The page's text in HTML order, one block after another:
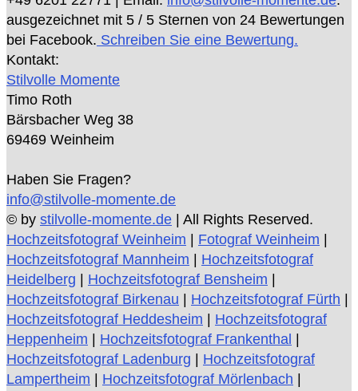
ausgezeichnet mit 5 / 5 Sternen von 24 Bewertungen
bei Facebook. Schreiben Sie eine Bewertung.
Kontakt:
Stilvolle Momente
Timo Roth
Bärsbacher Weg 38
69469 Weinheim
Haben Sie Fragen?
info@stilvolle-momente.de
© by stilvolle-momente.de | All Rights Reserved.
Hochzeitsfotograf Weinheim
Fotograf Weinheim
Hochzeitsfotograf Mannheim
Hochzeitsfotograf
Heidelberg
Hochzeitsfotograf Bensheim
Hochzeitsfotograf Birkenau
Hochzeitsfotograf Fürth
Hochzeitsfotograf Heddesheim
Hochzeitsfotograf
Heppenheim
Hochzeitsfotograf Frankenthal
Hochzeitsfotograf Ladenburg
Hochzeitsfotograf
Lampertheim
Hochzeitsfotograf Mörlenbach